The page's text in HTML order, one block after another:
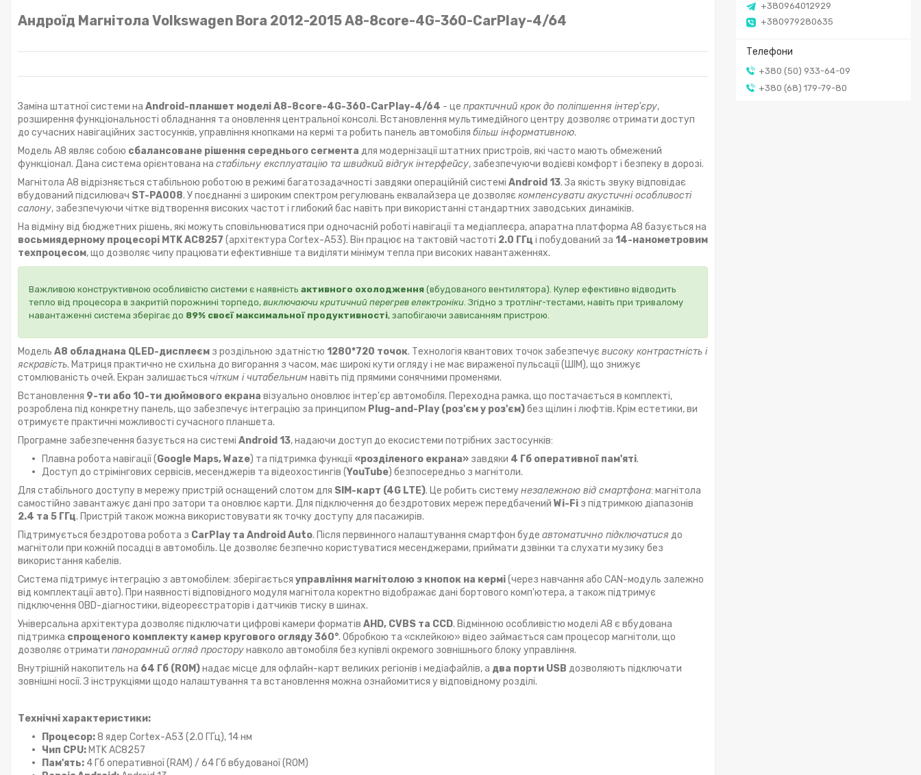
+380964012929
+380979280635
+380 (50) 933-64-09
+380 (68) 179-79-80
Андроїд Магнітола Volkswagen Bora 2012-2015 A8-8core-4G-360-CarPlay-4/64
Заміна штатної системи на Android-планшет моделі A8-8core-4G-360-CarPlay-4/64 - це практичний крок до поліпшення інтер'єру,
розширення функціональності обладнання та оновлення центральної консолі. Встановлення мультимедійного центру дозволяє отримати доступ
до сучасних навігаційних застосунків, управління кнопками на кермі та робить панель автомобіля більш інформативною.
Модель А8 являє собою сбалансоване рішення середнього сегмента для модернізації штатних пристроїв, які часто мають обмежений
функціонал. Дана система орієнтована на стабільну експлуатацію та швидкий відгук інтерфейсу, забезпечуючи водієві комфорт і безпеку в дорозі.
Магнітола А8 відрізняється стабільною роботою в режимі багатозадачності завдяки операційній системі Android 13. За якість звуку відповідає
вбудований підсилювач ST-PA008. У поєднанні з широким спектром регулювань еквалайзера це дозволяє компенсувати акустичні особливості
салону, забезпечуючи чітке відтворення високих частот і глибокий бас навіть при використанні стандартних заводських динаміків.
На відміну від бюджетних рішень, які можуть сповільнюватися при одночасній роботі навігації та медіаплеєра, апаратна платформа А8 базується на
восьмиядерному процесорі MTK AC8257 (архітектура Cortex-A53). Він працює на тактовій частоті 2.0 ГГц і побудований за 14-нанометровим
техпроцесом, що дозволяє чипу працювати ефективніше та виділяти мінімум тепла при високих навантаженнях.
Важливою конструктивною особливістю системи є наявність активного охолодження (вбудованого вентилятора). Кулер ефективно відводить
тепло від процесора в закритій порожнині торпедо, виключаючи критичний перегрев електроніки . Згідно з тротлінг-тестами, навіть при тривалому
навантаженні система зберігає до 89% своєї максимальної продуктивності, запобігаючи зависанням пристрою.
Модель А8 обладнана QLED-дисплеєм з роздільною здатністю 1280*720 точок. Технологія квантових точок забезпечує високу контрастність і
яскравість. Матриця практично не схильна до вигорання з часом, має широкі кути огляду і не має вираженої пульсації (ШІМ), що знижує
стомлюваність очей. Екран залишається чітким і читабельним навіть під прямими сонячними променями.
Встановлення 9-ти або 10-ти дюймового екрана візуально оновлює інтер'єр автомобіля. Переходна рамка, що постачається в комплекті,
розроблена під конкретну панель, що забезпечує інтеграцію за принципом Plug-and-Play (роз'єм у роз'єм)без щілин і люфтів. Крім естетики, ви
отримуєте практичні можливості сучасного планшета.
Програмне забезпечення базується на системі Android 13, надаючи доступ до екосистеми потрібних застосунків:
Плавна робота навігації (Google Maps, Waze) та підтримка функції «розділеного екрана» завдяки 4 Гб оперативної пам'яті.
Доступ до стрімінгових сервісів, месенджерів та відеохостингів (YouTube) безпосередньо з магнітоли.
Для стабільного доступу в мережу пристрій оснащений слотом для SIM-карт (4G LTE). Це робить систему незалежною від смартфона: магнітола
самостійно завантажує дані про затори та оновлює карти. Для підключення до бездротових мереж передбачений Wi-Fi з підтримкою діапазонів
2.4 та 5 ГГц. Пристрій також можна використовувати як точку доступу для пасажирів.
Підтримується бездротова робота з CarPlay та Android Auto. Після первинного налаштування смартфон буде автоматично підключатисядо
магнітоли при кожній посадці в автомобіль. Це дозволяє безпечно користуватися месенджерами, приймати дзвінки та слухати музику без
використання кабелів.
Система підтримує інтеграцію з автомобілем: зберігається управління магнітолою з кнопок на кермі(через навчання або CAN-модуль залежно
від комплектації авто). При наявності відповідного модуля магнітола коректно відображає дані бортового комп'ютера, а також підтримує
підключення OBD-діагностики, відеореєстраторів і датчиків тиску в шинах.
Універсальна архітектура дозволяє підключати цифрові камери форматів AHD, CVBS та CCD. Відмінною особливістю моделі А8 є вбудована
підтримка спрощеного комплекту камер кругового огляду 360°. Обробкою та «склейкою» відео займається сам процесор магнітоли, що
дозволяє отримати панорамний огляд просторунавколо автомобіля без купівлі окремого зовнішнього блоку управління.
Внутрішній накопитель на 64 Гб (ROM)надає місце для офлайн-карт великих регіонів і медіафайлів, а два порти USB дозволяють підключати
зовнішні носії. З інструкціями щодо налаштування та встановлення можна ознайомитися у відповідному розділі.
Технічні характеристики:
Процесор:8 ядер Cortex-A53 (2.0 ГГц), 14 нм
Чип CPU: MTK AC8257
Пам'ять: 4 Гб оперативної (RAM) / 64 Гб вбудованої (ROM)